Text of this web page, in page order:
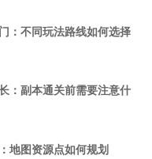
：不同玩法路线如何选择
：副本通关前需要注意什
地图资源点如何规划